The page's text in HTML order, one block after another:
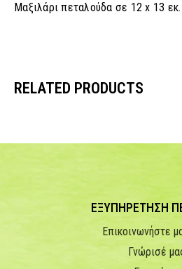
Μαξιλάρι πεταλούδα σε 12 x 13 εκ.
RELATED PRODUCTS
ΕΞΥΠΗΡΕΤΗΣΗ
Επικοινωνήστε
Γνώρισέ